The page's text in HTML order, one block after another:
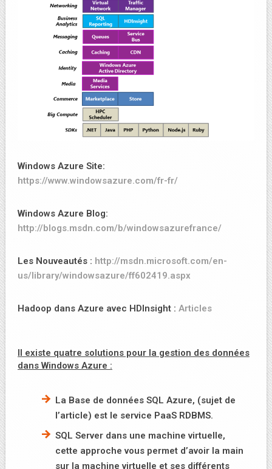
Windows Azure Site:
https://www.windowsazure.com/fr-fr/
Windows Azure Blog:
http://blogs.msdn.com/b/windowsazurefrance/
Les Nouveautés : http://msdn.microsoft.com/en-
us/library/windowsazure/ff602419.aspx
Hadoop dans Azure avec HDInsight : Articles
Il existe quatre solutions pour la gestion des données
dans Windows Azure :
La Base de données SQL Azure, (sujet de
l’article) est le service PaaS RDBMS.
SQL Server dans une machine virtuelle,
cette approche vous permet d’avoir la main
sur la machine virtuelle et ses différents